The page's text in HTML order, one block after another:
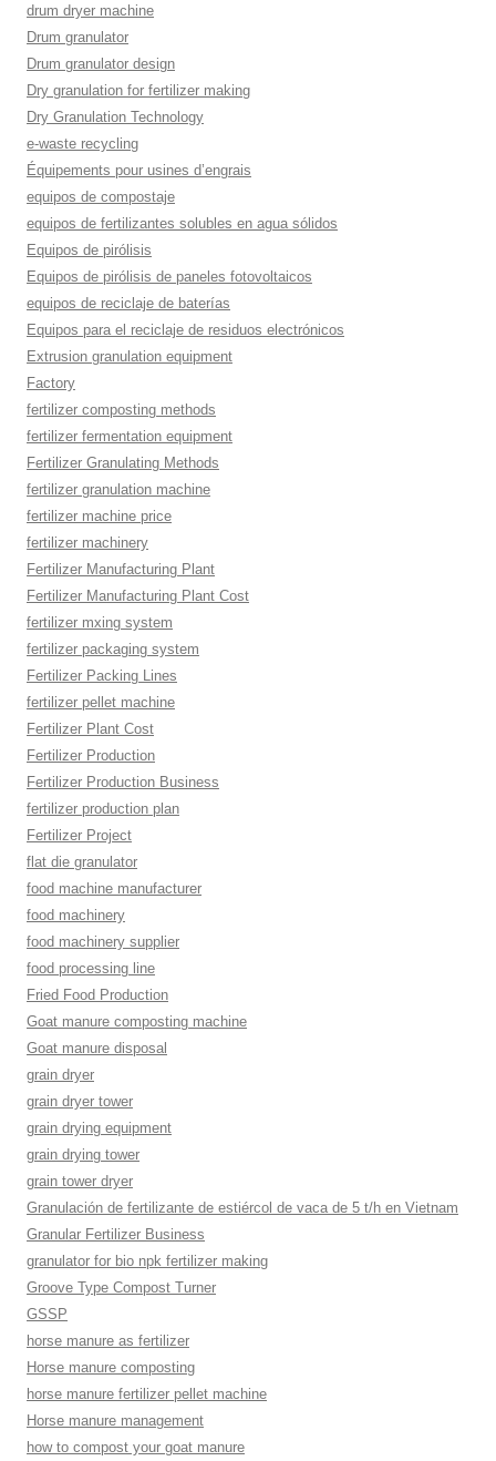
drum dryer machine
Drum granulator
Drum granulator design
Dry granulation for fertilizer making
Dry Granulation Technology
e-waste recycling
Équipements pour usines d’engrais
equipos de compostaje
equipos de fertilizantes solubles en agua sólidos
Equipos de pirólisis
Equipos de pirólisis de paneles fotovoltaicos
equipos de reciclaje de baterías
Equipos para el reciclaje de residuos electrónicos
Extrusion granulation equipment
Factory
fertilizer composting methods
fertilizer fermentation equipment
Fertilizer Granulating Methods
fertilizer granulation machine
fertilizer machine price
fertilizer machinery
Fertilizer Manufacturing Plant
Fertilizer Manufacturing Plant Cost
fertilizer mxing system
fertilizer packaging system
Fertilizer Packing Lines
fertilizer pellet machine
Fertilizer Plant Cost
Fertilizer Production
Fertilizer Production Business
fertilizer production plan
Fertilizer Project
flat die granulator
food machine manufacturer
food machinery
food machinery supplier
food processing line
Fried Food Production
Goat manure composting machine
Goat manure disposal
grain dryer
grain dryer tower
grain drying equipment
grain drying tower
grain tower dryer
Granulación de fertilizante de estiércol de vaca de 5 t/h en Vietnam
Granular Fertilizer Business
granulator for bio npk fertilizer making
Groove Type Compost Turner
GSSP
horse manure as fertilizer
Horse manure composting
horse manure fertilizer pellet machine
Horse manure management
how to compost your goat manure